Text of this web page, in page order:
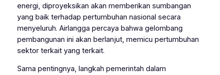
energi, diproyeksikan akan memberikan sumbangan
yang baik terhadap pertumbuhan nasional secara
menyeluruh. Airlangga percaya bahwa gelombang
pembangunan ini akan berlanjut, memicu pertumbuhan
sektor terkait yang terkait.
Sama pentingnya, langkah pemerintah dalam